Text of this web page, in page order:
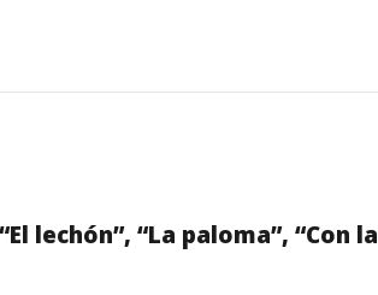
lechón”, “La paloma”, “Con la